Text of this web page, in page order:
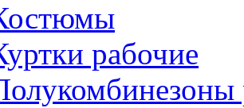
рабочие